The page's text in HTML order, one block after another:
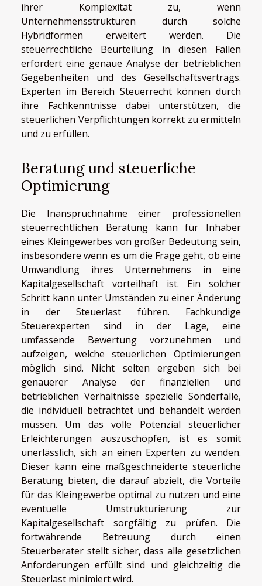
ihrer Komplexität zu, wenn
Unternehmensstrukturen durch solche
Hybridformen erweitert werden. Die
steuerrechtliche Beurteilung in diesen Fällen
erfordert eine genaue Analyse der betrieblichen
Gegebenheiten und des Gesellschaftsvertrags.
Experten im Bereich Steuerrecht können durch
ihre Fachkenntnisse dabei unterstützen, die
steuerlichen Verpflichtungen korrekt zu ermitteln
und zu erfüllen.
Beratung und steuerliche
Optimierung
Die Inanspruchnahme einer professionellen
steuerrechtlichen Beratung kann für Inhaber
eines Kleingewerbes von großer Bedeutung sein,
insbesondere wenn es um die Frage geht, ob eine
Umwandlung ihres Unternehmens in eine
Kapitalgesellschaft vorteilhaft ist. Ein solcher
Schritt kann unter Umständen zu einer Änderung
in der Steuerlast führen. Fachkundige
Steuerexperten sind in der Lage, eine
umfassende Bewertung vorzunehmen und
aufzeigen, welche steuerlichen Optimierungen
möglich sind. Nicht selten ergeben sich bei
genauerer Analyse der finanziellen und
betrieblichen Verhältnisse spezielle Sonderfälle,
die individuell betrachtet und behandelt werden
müssen. Um das volle Potenzial steuerlicher
Erleichterungen auszuschöpfen, ist es somit
unerlässlich, sich an einen Experten zu wenden.
Dieser kann eine maßgeschneiderte steuerliche
Beratung bieten, die darauf abzielt, die Vorteile
für das Kleingewerbe optimal zu nutzen und eine
eventuelle Umstrukturierung zur
Kapitalgesellschaft sorgfältig zu prüfen. Die
fortwährende Betreuung durch einen
Steuerberater stellt sicher, dass alle gesetzlichen
Anforderungen erfüllt sind und gleichzeitig die
Steuerlast minimiert wird.